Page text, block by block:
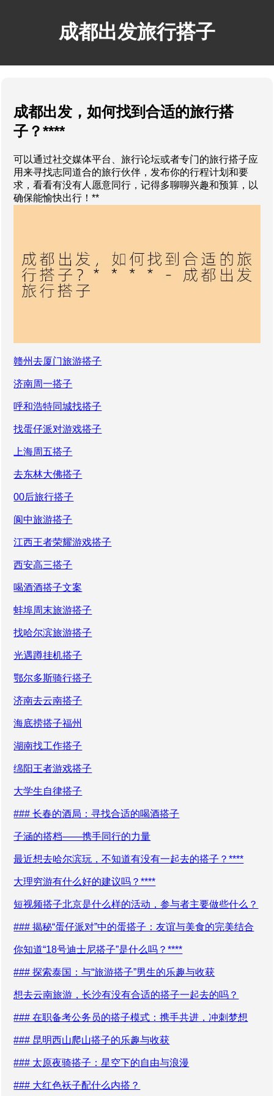
成都出发旅行搭子
成都出发，如何找到合适的旅行搭
子？****
可以通过社交媒体平台、旅行论坛或者专门的旅行搭子应
用来寻找志同道合的旅行伙伴，发布你的行程计划和要
求，看看有没有人愿意同行，记得多聊聊兴趣和预算，以
确保能愉快出行！**
赣州去厦门旅游搭子
济南周一搭子
呼和浩特同城找搭子
找蛋仔派对游戏搭子
上海周五搭子
去东林大佛搭子
00后旅行搭子
阆中旅游搭子
江西王者荣耀游戏搭子
西安高三搭子
喝酒酒搭子文案
蚌埠周末旅游搭子
找哈尔滨旅游搭子
光遇蹲挂机搭子
鄂尔多斯骑行搭子
济南去云南搭子
海底捞搭子福州
湖南找工作搭子
绵阳王者游戏搭子
大学生自律搭子
### 长春的酒局：寻找合适的喝酒搭子
子涵的搭档——携手同行的力量
最近想去哈尔滨玩，不知道有没有一起去的搭子？****
大理穷游有什么好的建议吗？****
短视频搭子北京是什么样的活动，参与者主要做些什么？
### 揭秘“蛋仔派对”中的蛋搭子：友谊与美食的完美结合
你知道“18号迪士尼搭子”是什么吗？****
### 探索泰国：与“旅游搭子”男生的乐趣与收获
想去云南旅游，长沙有没有合适的搭子一起去的吗？
### 在职备考公务员的搭子模式：携手共进，冲刺梦想
### 昆明西山爬山搭子的乐趣与收获
### 太原夜骑搭子：星空下的自由与浪漫
### 大红色袄子配什么内搭？